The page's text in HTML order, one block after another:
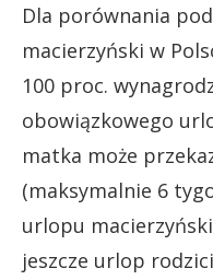
Dla porównania
macierzyński w
100 proc.
obowiązkowego
matka może
(maksymalnie 6
urlopu
jeszcze urlop